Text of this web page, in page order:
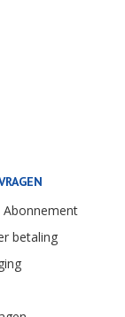
Abonnement
betaling